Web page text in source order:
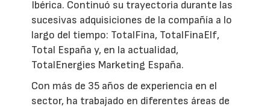
Ibérica. Continuó su trayectoria durante las
sucesivas adquisiciones de la compañía a lo
largo del tiempo: TotalFina, TotalFinaElf,
Total España y, en la actualidad,
TotalEnergies Marketing España.
Con más de 35 años de experiencia en el
sector, ha trabajado en diferentes áreas de